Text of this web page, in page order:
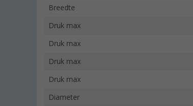
Breedte
Druk max
Druk max
Druk max
Druk max
Diameter